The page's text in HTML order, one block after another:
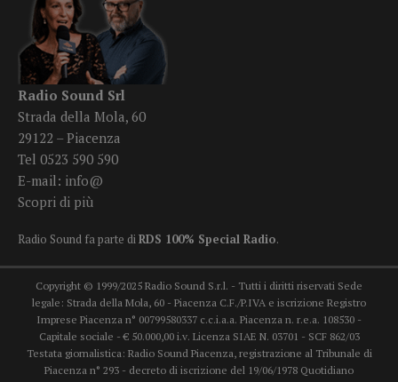
Radio Sound Srl
Strada della Mola, 60
29122 – Piacenza
Tel 0523 590 590
E-mail: info@
Scopri di più
Radio Sound fa parte diRDS 100% Special Radio.
Copyright © 1999/2025 Radio Sound S.r.l. - Tutti i diritti riservati Sede
legale: Strada della Mola, 60 - Piacenza C.F./P.IVA e iscrizione Registro
Imprese Piacenza n° 00799580337 c.c.i.a.a. Piacenza n. r.e.a. 108530 -
Capitale sociale - € 50.000,00 i.v. Licenza SIAE N. 03701 - SCF 862/03
Testata giornalistica: Radio Sound Piacenza, registrazione al Tribunale di
Piacenza n° 293 - decreto di iscrizione del 19/06/1978 Quotidiano